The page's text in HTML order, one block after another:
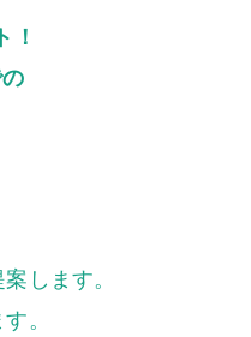
！
します。
。